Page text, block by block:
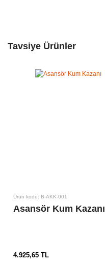
Tavsiye Ürünler
Ürün kodu: B-AKK-001
Asansör Kum Kazanı
4.925,65 TL